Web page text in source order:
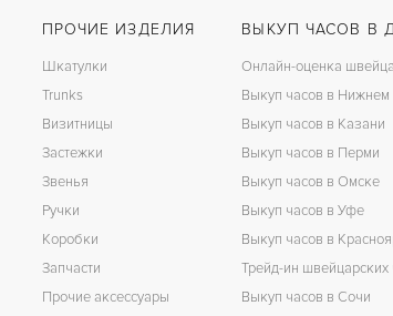
ПРОЧИЕ ИЗДЕЛИЯ
Шкатулки
Trunks
Визитницы
Застежки
Звенья
Ручки
Коробки
Запчасти
Прочие аксессуары
ВЫКУП ЧАСОВ В
Онлайн-оценка
Выкуп часов в
Выкуп часов в Казани
Выкуп часов в Перми
Выкуп часов в Омске
Выкуп часов в Уфе
Выкуп часов в
Трейд-ин швейцарских
Выкуп часов в Сочи